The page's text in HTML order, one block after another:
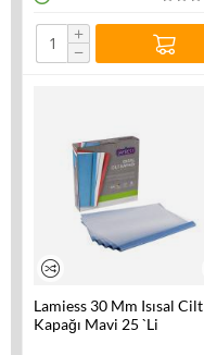
+
−
Lamiess 30 Mm Isısal Cilt
Kapağı Mavi 25 `Li